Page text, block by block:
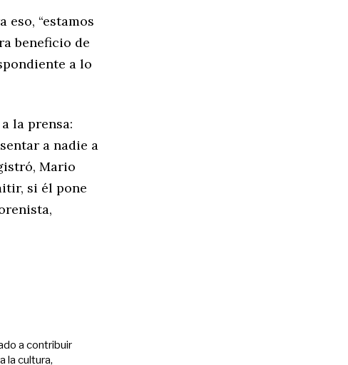
“estamos
beneficio de
a lo
la prensa:
a nadie a
Mario
si él pone
a contribuir
la cultura,